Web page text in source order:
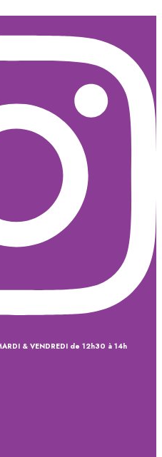
& VENDREDI de 12h30 à 14h